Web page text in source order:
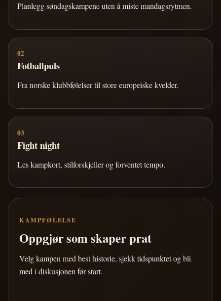
Planlegg søndagskampene uten å miste mandagsrytmen.
02
Fotballpuls
Fra norske klubbfølelser til store europeiske kvelder.
03
Fight night
Les kampkort, stilforskjeller og forventet tempo.
KAMPFØLELSE
Oppgjør som skaper prat
Velg kampen med best historie, sjekk tidspunktet og bli
med i diskusjonen før start.